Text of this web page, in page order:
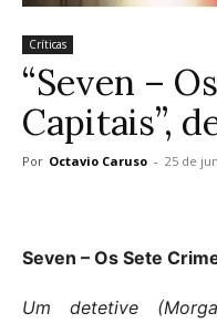
Críticas
“Seven –
Capitais”,
Por Octavio Caruso - 25 de
Seven – Os Sete
Um detetive